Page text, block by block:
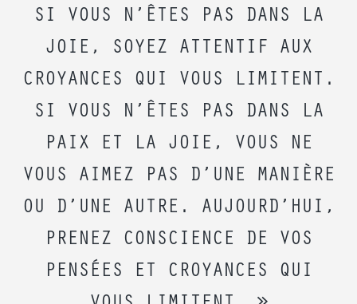
SI VOUS N’ÊTES PAS DANS LA
JOIE, SOYEZ ATTENTIF AUX
CROYANCES QUI VOUS LIMITENT.
SI VOUS N’ÊTES PAS DANS LA
PAIX ET LA JOIE, VOUS NE
VOUS AIMEZ PAS D’UNE MANIÈRE
OU D’UNE AUTRE. AUJOURD’HUI,
PRENEZ CONSCIENCE DE VOS
PENSÉES ET CROYANCES QUI